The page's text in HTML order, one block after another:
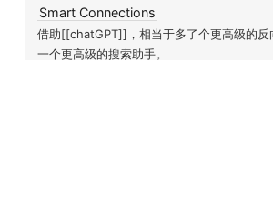
Smart Connections
借助[[chatGPT]]，相当于多了个更高级的反
一个更高级的搜索助手。